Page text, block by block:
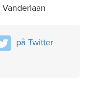
på Twitter